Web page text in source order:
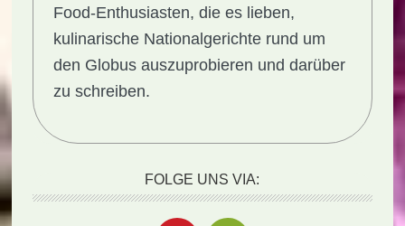
Food-Enthusiasten, die es lieben,
kulinarische Nationalgerichte rund um
den Globus auszuprobieren und darüber
zu schreiben.
FOLGE UNS VIA: